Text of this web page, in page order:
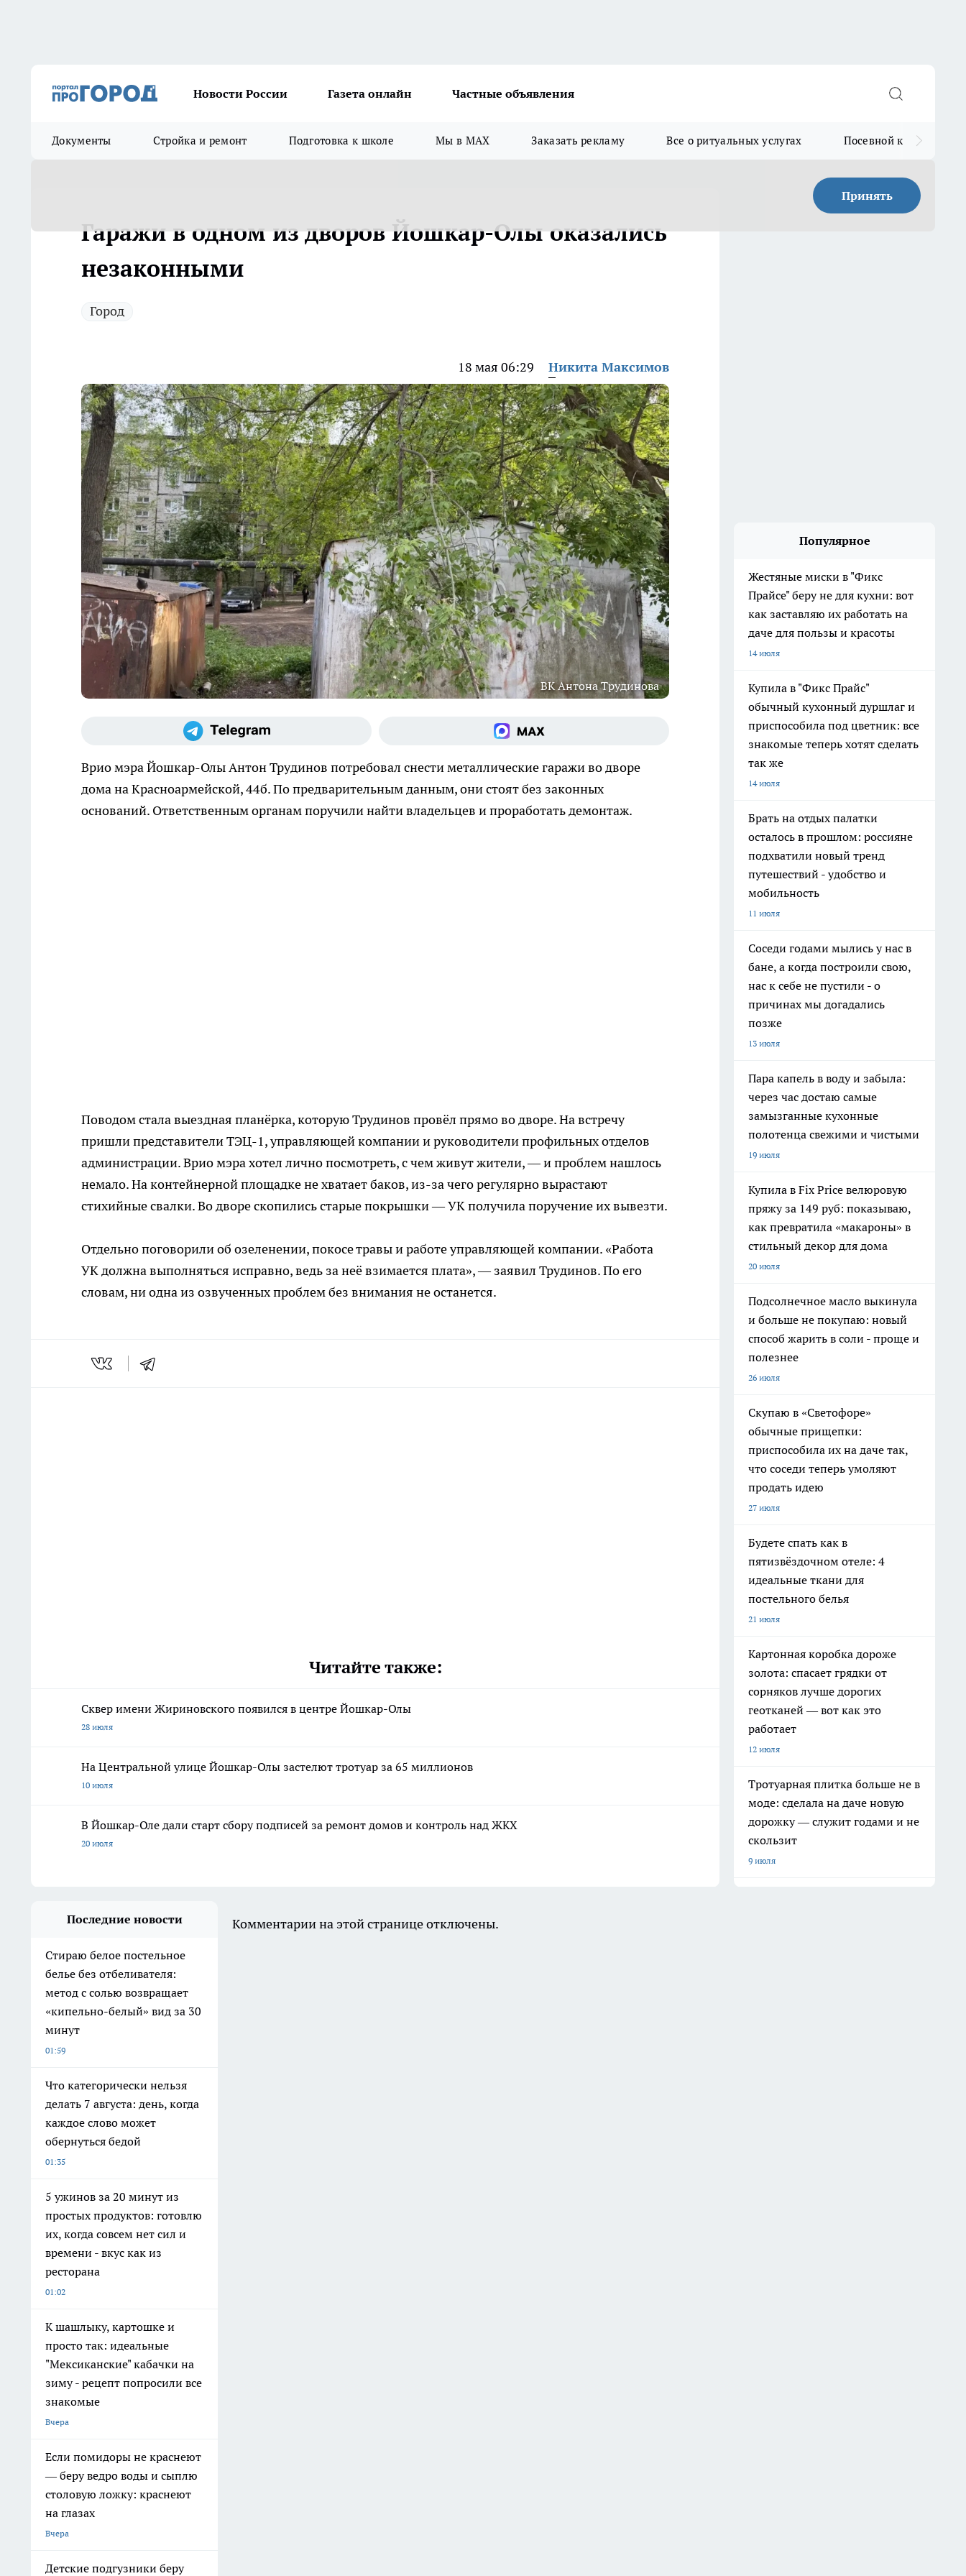
Новости России Газета онлайн Частные объявления
Документы Стройка и ремонт Подготовка к школе Мы в MAX Заказать рекламу Все о ритуальных услугах Посевной календарь
Принять
Гаражи в одном из дворов Йошкар-Олы оказались
незаконными
Город
18 мая 06:29 Никита Максимов
ВК Антона Трудинова
Врио мэра Йошкар-Олы Антон Трудинов потребовал снести металлические гаражи во дворе
дома на Красноармейской, 44б. По предварительным данным, они стоят без законных
оснований. Ответственным органам поручили найти владельцев и проработать демонтаж.
Поводом стала выездная планёрка, которую Трудинов провёл прямо во дворе. На встречу
пришли представители ТЭЦ-1, управляющей компании и руководители профильных отделов
администрации. Врио мэра хотел лично посмотреть, с чем живут жители, — и проблем нашлось
немало. На контейнерной площадке не хватает баков, из-за чего регулярно вырастают
стихийные свалки. Во дворе скопились старые покрышки — УК получила поручение их вывезти.
Отдельно поговорили об озеленении, покосе травы и работе управляющей компании. «Работа
УК должна выполняться исправно, ведь за неё взимается плата», — заявил Трудинов. По его
словам, ни одна из озвученных проблем без внимания не останется.
Читайте также:
Сквер имени Жириновского появился в центре Йошкар-Олы
28 июля
На Центральной улице Йошкар-Олы застелют тротуар за 65 миллионов
10 июля
В Йошкар-Оле дали старт сбору подписей за ремонт домов и контроль над ЖКХ
20 июля
Популярное
Жестяные миски в "Фикс
Прайсе" беру не для кухни: вот
как заставляю их работать на
даче для пользы и красоты
14 июля
Купила в "Фикс Прайс"
обычный кухонный дуршлаг и
приспособила под цветник: все
знакомые теперь хотят сделать
так же
14 июля
Брать на отдых палатки
осталось в прошлом: россияне
подхватили новый тренд
путешествий - удобство и
мобильность
11 июля
Соседи годами мылись у нас в
бане, а когда построили свою,
нас к себе не пустили - о
причинах мы догадались
позже
13 июля
Пара капель в воду и забыла:
через час достаю самые
замызганные кухонные
полотенца свежими и чистыми
19 июля
Купила в Fix Price велюровую
пряжу за 149 руб: показываю,
как превратила «макароны» в
стильный декор для дома
20 июля
Подсолнечное масло выкинула
и больше не покупаю: новый
способ жарить в соли - проще и
полезнее
26 июля
Скупаю в «Светофоре»
обычные прищепки:
приспособила их на даче так,
что соседи теперь умоляют
продать идею
27 июля
Будете спать как в
пятизвёздочном отеле: 4
идеальные ткани для
постельного белья
21 июля
Картонная коробка дороже
золота: спасает грядки от
сорняков лучше дорогих
геотканей — вот как это
работает
12 июля
Тротуарная плитка больше не в
моде: сделала на даче новую
дорожку — служит годами и не
скользит
9 июля
Последние новости
Стираю белое постельное
белье без отбеливателя:
метод с солью возвращает
«кипельно-белый» вид за 30
минут
01:59
Что категорически нельзя
делать 7 августа: день, когда
каждое слово может
обернуться бедой
01:35
5 ужинов за 20 минут из
простых продуктов: готовлю
их, когда совсем нет сил и
времени - вкус как из
ресторана
01:02
К шашлыку, картошке и
просто так: идеальные
"Мексиканские" кабачки на
зиму - рецепт попросили все
знакомые
Вчера
Если помидоры не краснеют
— беру ведро воды и сыплю
столовую ложку: краснеют
на глазах
Вчера
Детские подгузники беру
Комментарии на этой странице отключены.